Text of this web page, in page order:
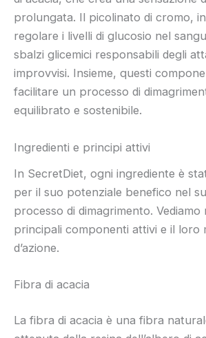
prolungata. Il picolinato di cromo,
regolare i livelli di glucosio nel
sbalzi glicemici responsabili degli
improvvisi. Insieme, questi
facilitare un processo di
equilibrato e sostenibile.
Ingredienti e principi attivi
In SecretDiet, ogni ingrediente è
per il suo potenziale benefico nel
processo di dimagrimento. Vediamo
principali componenti attivi e il loro
d’azione.
Fibra di acacia
La fibra di acacia è una fibra